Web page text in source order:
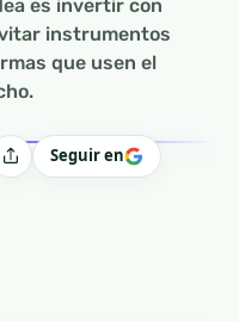
es invertir con
instrumentos
que usen el
CompartirSeguir en